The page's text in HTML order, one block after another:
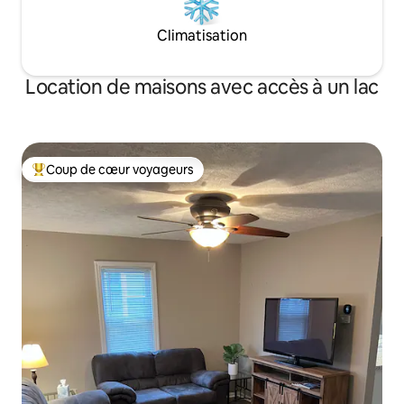
Climatisation
Location de maisons avec accès à un lac
Coups de cœur voyageurs les plus appréciés
Coup de cœur voyageurs